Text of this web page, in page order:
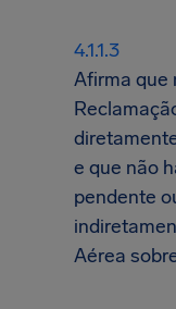
Afirma que
e que não
pendente
Aérea